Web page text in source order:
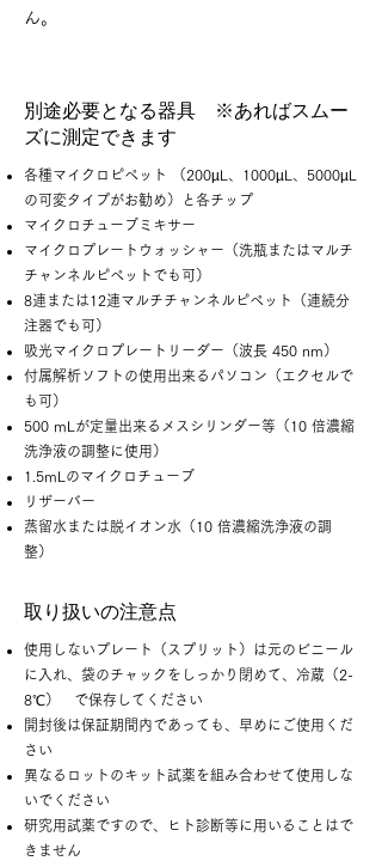
ん。
別途必要となる器具 ※あればスムー
ズに測定できます
各種マイクロピペット （200µL、1000µL、5000µL
の可変タイプがお勧め）と各チップ
マイクロチューブミキサー
マイクロプレートウォッシャー（洗瓶またはマルチ
チャンネルピペットでも可）
8連または12連マルチチャンネルピペット（連続分
注器でも可）
吸光マイクロプレートリーダー（波長 450 nm）
付属解析ソフトの使用出来るパソコン（エクセルで
も可）
500 mLが定量出来るメスシリンダー等（10 倍濃縮
洗浄液の調整に使用）
1.5mLのマイクロチューブ
リザーバー
蒸留水または脱イオン水（10 倍濃縮洗浄液の調
整）
取り扱いの注意点
使用しないプレート（スプリット）は元のビニール
に入れ、袋のチャックをしっかり閉めて、冷蔵（2-
8℃） で保存してください
開封後は保証期間内であっても、早めにご使用くだ
さい
異なるロットのキット試薬を組み合わせて使用しな
いでください
研究用試薬ですので、ヒト診断等に用いることはで
きません